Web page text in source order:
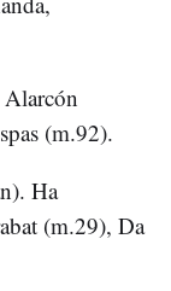
(m.92).
Ha
(m.29), Da